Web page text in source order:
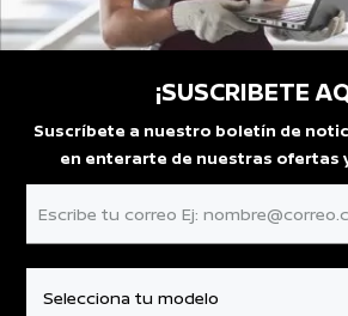
¡SUSCRIBETE
Suscríbete a nuestro boletín de
en enterarte de nuestras ofertas